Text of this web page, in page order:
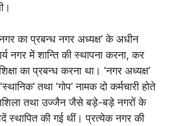
का प्रबन्ध नगर अध्यक्ष’ के अधीन
नगर में शान्ति की स्थापना करना, कर
का प्रबन्ध करना था। ‘नगर अध्यक्ष’
तथा ‘गोप’ नामक दो कर्मचारी होते
तथा उज्जैन जैसे बड़े-बड़े नगरों के
स्थापित की गई थीं। प्रत्येक नगर की